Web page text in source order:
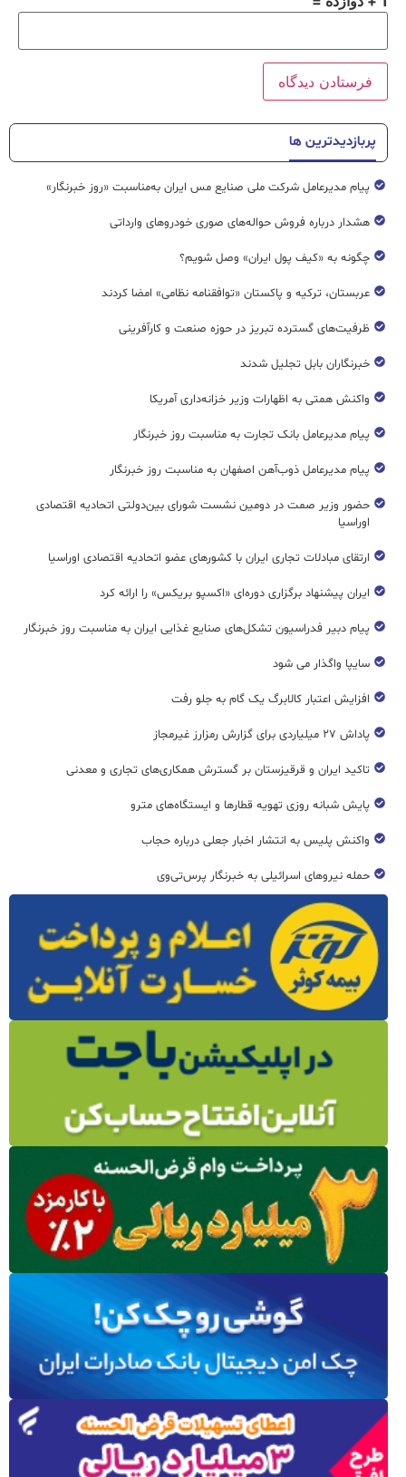
پربازدیدترین ها
پیام مدیرعامل شرکت ملی صنایع مس ایران به‌مناسبت «روز خبرنگار»
هشدار درباره فروش حواله‌های صوری خودروهای وارداتی
چگونه به «کیف پول ایران» وصل شویم؟
عربستان، ترکیه و پاکستان «توافقنامه نظامی» امضا کردند
ظرفیت‌های گسترده‌ تبریز در حوزه صنعت و کارآفرینی
خبرنگاران بابل تجلیل شدند
واکنش همتی به اظهارات وزیر خزانه‌داری آمریکا
پیام مدیرعامل بانک تجارت به مناسبت روز خبرنگار
پیام مدیرعامل ذوب‌آهن اصفهان به مناسبت روز خبرنگار
حضور وزیر صمت در دومین نشست شورای بین‌دولتی اتحادیه اقتصادی
اوراسیا
ارتقای مبادلات تجاری ایران با کشورهای عضو اتحادیه اقتصادی اوراسیا
ایران پیشنهاد برگزاری دوره‌ای «اکسپو بریکس» را ارائه کرد
پیام دبیر فدراسیون تشکل‌های صنایع غذایی ایران به مناسبت روز خبرنگار
سایپا واگذار می شود
افزایش اعتبار کالابرگ یک گام به جلو رفت
پاداش ۲۷ میلیاردی برای گزارش رمزارز غیرمجاز
تاکید ایران و قرقیزستان بر گسترش همکاری‌های تجاری و معدنی
پایش شبانه روزی تهویه قطار‌ها و ایستگاه‌های مترو
واکنش پلیس به انتشار اخبار جعلی درباره حجاب
حمله نیروهای اسرائیلی به خبرنگار پرس‌تی‌وی